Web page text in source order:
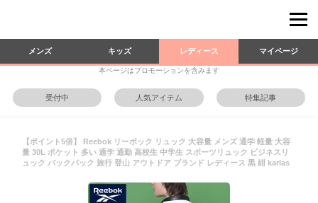
メンズ キッズ レディース マイページ
本ページはプロモーションを含みます
受付中 人気アイテム 特集記事
【ポイント5倍】 Reebok リーボック リュック 大容量 メンズ 通学 軽量 大容
量 30L ポケット 多い 通学 通勤 高校生 中学生 スポーツリュック ビジネスリ
ュック バックパック 旅行 登山 アウトドア ブランド レディース 黒 紺 karlas